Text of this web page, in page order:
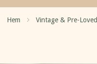
Hem Vintage & Pre-Loved